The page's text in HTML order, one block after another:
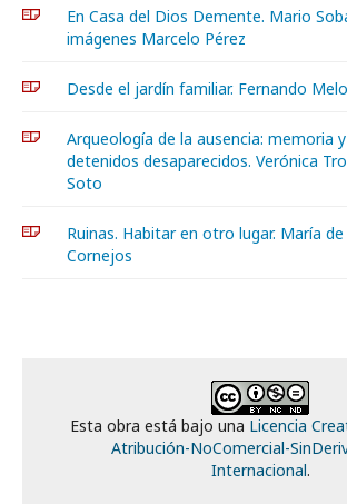
En Casa del Dios Demente. Mario
imágenes Marcelo Pérez
Desde el jardín familiar. Fernando
Arqueología de la ausencia: memoria
detenidos desaparecidos. Verónica
Soto
Ruinas. Habitar en otro lugar. María
Cornejos
Esta obra está bajo una Licencia
Atribución-NoComercial-
Internacional.